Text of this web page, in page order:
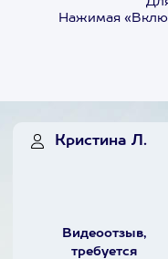
Нажимая
Кристина Л.
Видеоотзыв,
требуется